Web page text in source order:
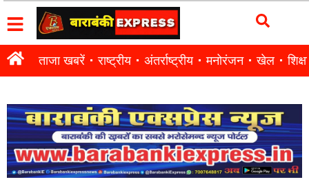
ताजा खबरें राष्ट्रीय अंतर्राष्ट्रीय मनोरंजन खेल शिक्षा